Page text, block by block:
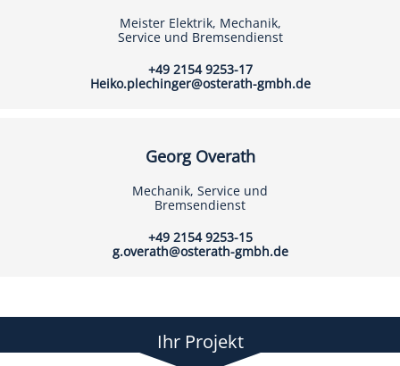
Meister Elektrik, Mechanik,
Service und Bremsendienst
+49 2154 9253-17
Heiko.plechinger@osterath-gmbh.de
Georg Overath
Mechanik, Service und
Bremsendienst
+49 2154 9253-15
g.overath@osterath-gmbh.de
Ihr Projekt